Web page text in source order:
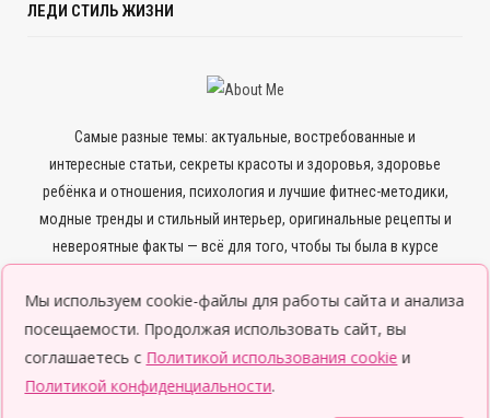
ЛЕДИ СТИЛЬ ЖИЗНИ
Самые разные темы: актуальные, востребованные и
интересные статьи, секреты красоты и здоровья, здоровье
ребёнка и отношения, психология и лучшие фитнес-методики,
модные тренды и стильный интерьер, оригинальные рецепты и
невероятные факты — всё для того, чтобы ты была в курсе
Мы используем cookie-файлы для работы сайта и анализа
посещаемости. Продолжая использовать сайт, вы
соглашаетесь с Политикой использования cookie и
Политикой конфиденциальности.